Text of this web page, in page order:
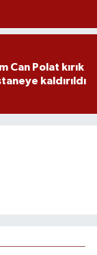
Can Polat kırık
kaldırıldı